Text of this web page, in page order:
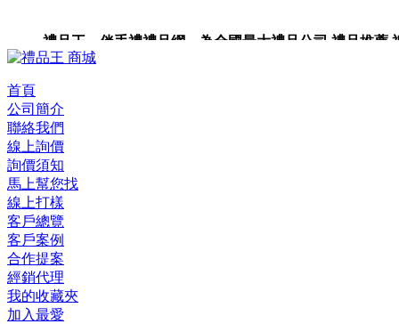
禮品王 伴手禮禮品網 為全國最大禮品公司,禮品推薦,
品卡,企業禮品,禮品小物,高級禮品,禮品網站。
首頁
公司簡介
聯絡我們
線上詢價
詢價須知
馬上幫您找
線上打樣
客戶總覽
客戶案例
合作提案
經銷代理
我的收藏夾
加入最愛